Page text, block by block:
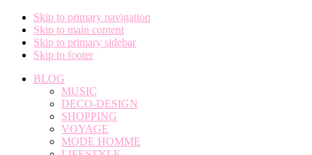
Skip to primary navigation
Skip to main content
Skip to primary sidebar
Skip to footer
BLOG
MUSIC
DECO-DESIGN
SHOPPING
VOYAGE
MODE HOMME